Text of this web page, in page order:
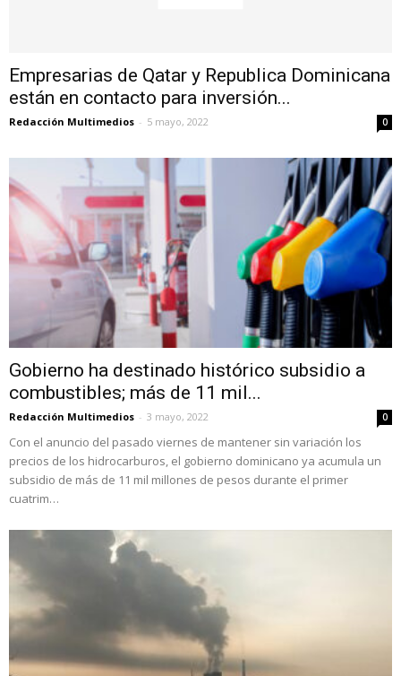
Empresarias de Qatar y Republica Dominicana
están en contacto para inversión...
Redacción Multimedios - 5 mayo, 2022 0
Gobierno ha destinado histórico subsidio a
combustibles; más de 11 mil...
Redacción Multimedios - 3 mayo, 2022 0
Con el anuncio del pasado viernes de mantener sin variación los
precios de los hidrocarburos, el gobierno dominicano ya acumula un
subsidio de más de 11 mil millones de pesos durante el primer
cuatrim…